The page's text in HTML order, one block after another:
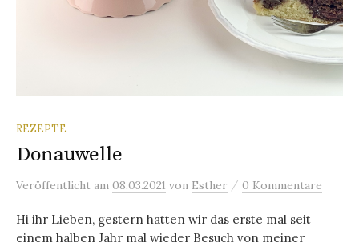
h
:
REZEPTE
Donauwelle
Veröffentlicht am 08.03.2021 von Esther / 0 Kommentare
Hi ihr Lieben, gestern hatten wir das erste mal seit
einem halben Jahr mal wieder Besuch von meiner